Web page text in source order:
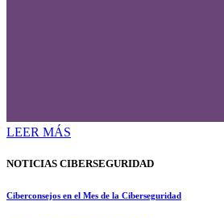
LEER MÁS
NOTICIAS CIBERSEGURIDAD
Ciberconsejos en el Mes de la Ciberseguridad